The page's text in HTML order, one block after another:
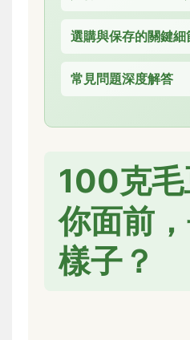
選購與保存的關鍵細
常見問題深度解答
100克
你面前
樣子？